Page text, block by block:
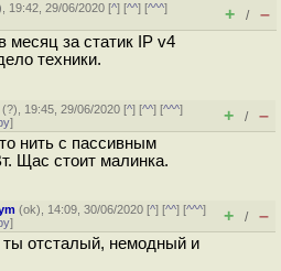
19:42, 29/06/2020 [^] [^^] [^^^]
+ / –
месяц за статик IP v4
техники.
(?), 19:45, 29/06/2020 [^] [^^] [^^^]
] + / –
нить с пассивным
Щас стоит малинка.
(ok), 14:09, 30/06/2020 [^] [^^] [^^^]
] + / –
ты отсталый, немодный и